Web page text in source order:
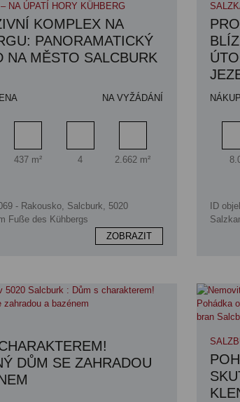
NA ÚPATÍ HORY KÜHBERG
KOMPLEX NA
PANORAMATICKÝ
NA MĚSTO SALCBURK
NA VYŽÁDÁNÍ
Obytný prostor
437 m²
Koupelna
4
Plocha pozemku
2.662 m²
- Rakousko, Salcburk, 5020
Fuße des Kühbergs
ZOBRAZIT
ID
DŮM SE ZAHRADOU